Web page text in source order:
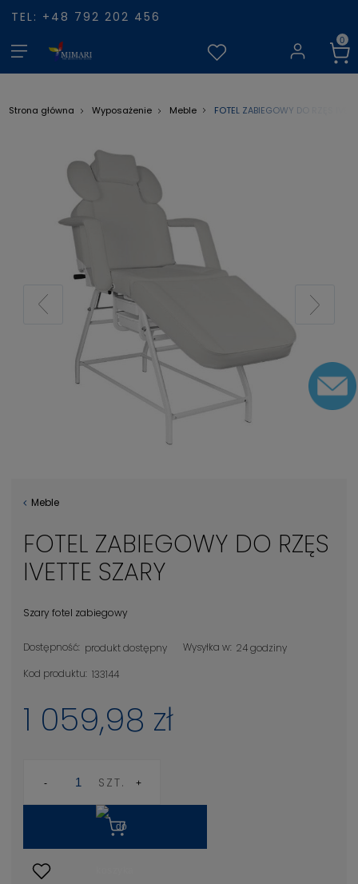
TEL: +48 792 202 456
Strona główna Wyposażenie Meble FOTEL ZABIEGOWY DO RZĘS
Meble
FOTEL ZABIEGOWY DO RZĘS
IVETTE SZARY
Szary fotel zabiegowy
Dostępność: produkt dostępny Wysyłka w: 24 godziny
Kod produktu: 133144
1 059,98 zł
SZT.